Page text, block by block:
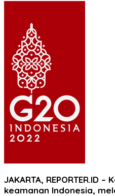
JAKARTA, REPORTER.ID –
keamanan Indonesia,